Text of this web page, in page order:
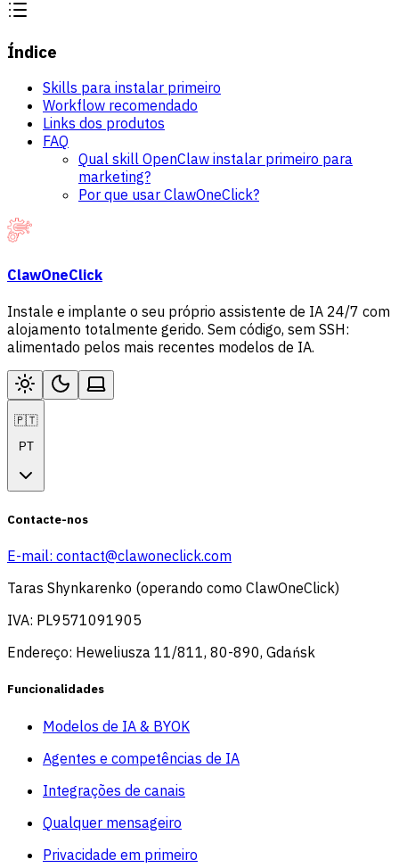
Índice
Skills para instalar primeiro
Workflow recomendado
Links dos produtos
FAQ
Qual skill OpenClaw instalar primeiro para
marketing?
Por que usar ClawOneClick?
ClawOneClick
Instale e implante o seu próprio assistente de IA 24/7 com
alojamento totalmente gerido. Sem código, sem SSH:
alimentado pelos mais recentes modelos de IA.
🇵🇹
PT
Contacte-nos
E-mail: contact@clawoneclick.com
Taras Shynkarenko (operando como ClawOneClick)
IVA: PL9571091905
Endereço: Heweliusza 11/811, 80-890, Gdańsk
Funcionalidades
Modelos de IA & BYOK
Agentes e competências de IA
Integrações de canais
Qualquer mensageiro
Privacidade em primeiro